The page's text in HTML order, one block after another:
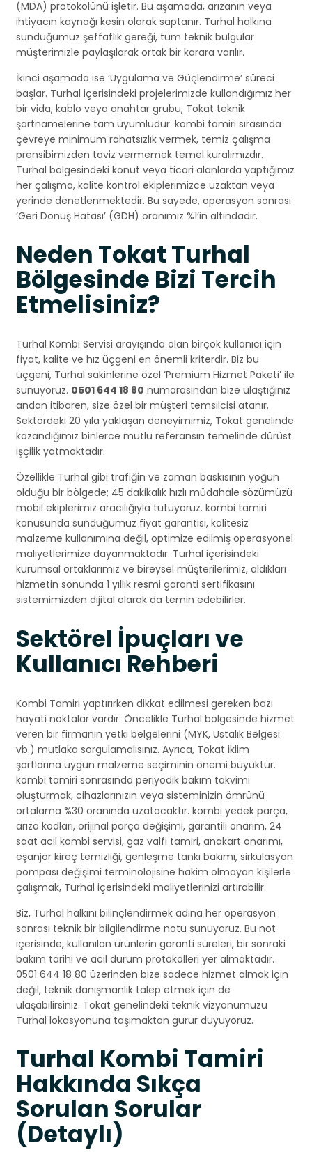
(MDA) protokolünü işletir. Bu aşamada, arızanın veya
ihtiyacın kaynağı kesin olarak saptanır. Turhal halkına
sunduğumuz şeffaflık gereği, tüm teknik bulgular
müşterimizle paylaşılarak ortak bir karara varılır.
İkinci aşamada ise ‘Uygulama ve Güçlendirme’ süreci
başlar. Turhal içerisindeki projelerimizde kullandığımız her
bir vida, kablo veya anahtar grubu, Tokat teknik
şartnamelerine tam uyumludur. kombi tamiri sırasında
çevreye minimum rahatsızlık vermek, temiz çalışma
prensibimizden taviz vermemek temel kuralımızdır.
Turhal bölgesindeki konut veya ticari alanlarda yaptığımız
her çalışma, kalite kontrol ekiplerimizce uzaktan veya
yerinde denetlenmektedir. Bu sayede, operasyon sonrası
‘Geri Dönüş Hatası’ (GDH) oranımız %1’in altındadır.
Neden Tokat Turhal
Bölgesinde Bizi Tercih
Etmelisiniz?
Turhal Kombi Servisi arayışında olan birçok kullanıcı için
fiyat, kalite ve hız üçgeni en önemli kriterdir. Biz bu
üçgeni, Turhal sakinlerine özel ‘Premium Hizmet Paketi’ ile
sunuyoruz. 0501 644 18 80 numarasından bize ulaştığınız
andan itibaren, size özel bir müşteri temsilcisi atanır.
Sektördeki 20 yıla yaklaşan deneyimimiz, Tokat genelinde
kazandığımız binlerce mutlu referansın temelinde dürüst
işçilik yatmaktadır.
Özellikle Turhal gibi trafiğin ve zaman baskısının yoğun
olduğu bir bölgede; 45 dakikalık hızlı müdahale sözümüzü
mobil ekiplerimiz aracılığıyla tutuyoruz. kombi tamiri
konusunda sunduğumuz fiyat garantisi, kalitesiz
malzeme kullanımına değil, optimize edilmiş operasyonel
maliyetlerimize dayanmaktadır. Turhal içerisindeki
kurumsal ortaklarımız ve bireysel müşterilerimiz, aldıkları
hizmetin sonunda 1 yıllık resmi garanti sertifikasını
sistemimizden dijital olarak da temin edebilirler.
Sektörel İpuçları ve
Kullanıcı Rehberi
Kombi Tamiri yaptırırken dikkat edilmesi gereken bazı
hayati noktalar vardır. Öncelikle Turhal bölgesinde hizmet
veren bir firmanın yetki belgelerini (MYK, Ustalık Belgesi
vb.) mutlaka sorgulamalısınız. Ayrıca, Tokat iklim
şartlarına uygun malzeme seçiminin önemi büyüktür.
kombi tamiri sonrasında periyodik bakım takvimi
oluşturmak, cihazlarınızın veya sisteminizin ömrünü
ortalama %30 oranında uzatacaktır. kombi yedek parça,
arıza kodları, orijinal parça değişimi, garantili onarım, 24
saat acil kombi servisi, gaz valfi tamiri, anakart onarımı,
eşanjör kireç temizliği, genleşme tankı bakımı, sirkülasyon
pompası değişimi terminolojisine hakim olmayan kişilerle
çalışmak, Turhal içerisindeki maliyetlerinizi artırabilir.
Biz, Turhal halkını bilinçlendirmek adına her operasyon
sonrası teknik bir bilgilendirme notu sunuyoruz. Bu not
içerisinde, kullanılan ürünlerin garanti süreleri, bir sonraki
bakım tarihi ve acil durum protokolleri yer almaktadır.
0501 644 18 80 üzerinden bize sadece hizmet almak için
değil, teknik danışmanlık talep etmek için de
ulaşabilirsiniz. Tokat genelindeki teknik vizyonumuzu
Turhal lokasyonuna taşımaktan gurur duyuyoruz.
Turhal Kombi Tamiri
Hakkında Sıkça
Sorulan Sorular
(Detaylı)